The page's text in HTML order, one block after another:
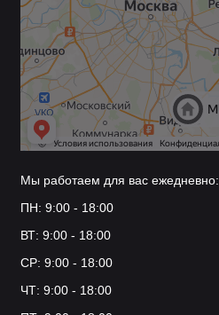
Мы работаем для вас ежедневно:
ПН: 9:00 - 18:00
ВТ: 9:00 - 18:00
СР: 9:00 - 18:00
ЧТ: 9:00 - 18:00